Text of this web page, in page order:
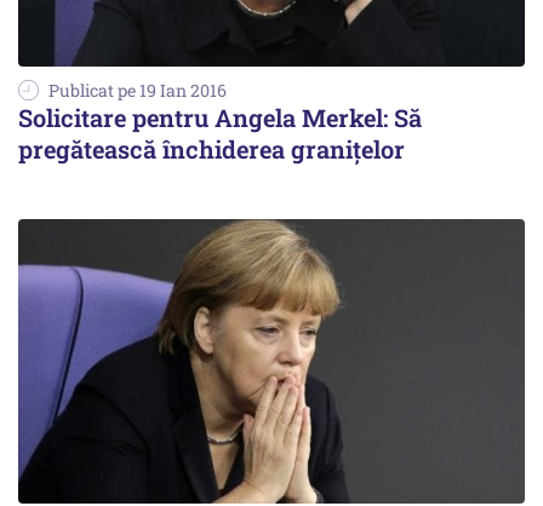
Publicat pe 19 Ian 2016
Solicitare pentru Angela Merkel: Să
pregătească închiderea granițelor